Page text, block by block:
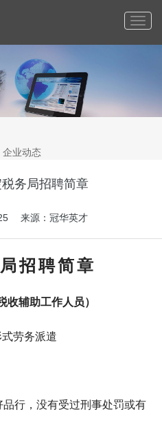
企业动态
税务局招聘简章
来源：冠华英才
局招聘简章
收辅助工作人员）
劳务派遣
行，没有受过刑事处罚或有